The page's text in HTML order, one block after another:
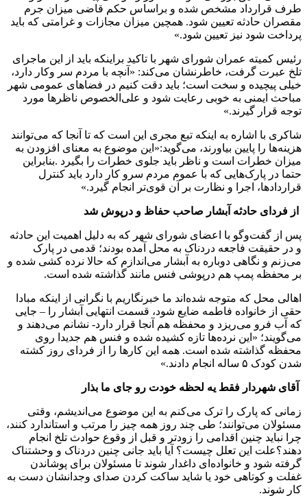
طرف قرارداد مشخص شده و براساس حکم قاضی میزان جرم
مقصران حادثه تعیین شود. همچین میزان مجازات و غرامتی که باید
پرداخت شود نیز تعیین شود.»
رئیس کمیته عمران شورای شهر با تاکید براینکه باید از این ماجرای
تلخ عبرت گرفت، خاطرنشان می‌کند: «آنچه با مردم سر وکار دارد،
خیلی پیچیده و سخت است؛ باید دقت کنیم در فضاهای عمومی شهر
مباحث ایمنی به خوبی رعایت شود و علی‌الخصوص ناظرها مورد
توجه قرار گیرند.»
شاکری با اشاره به اینکه تبع مجری این است که تا آنجا که می‌توانند
هزینه‌ها را پایین بیاورند، می‌گوید:«این موضوع به معنای افزودن به
میزان خطرات است و ناظر باید جلوی خطرات را بگیرد .بنابراین
حتما در پارک‌هایی که با عموم مردم سرو کار دارد باید کنترل
قراردادها، اجرا و نظارت بر آن قوی‌تر انجام گیرد.»
از فردای حادثه آبشار صاحب حفاظ و درپوش شد
پس از گفت‌وگو با اعضای شورای شهر که به دلیل اهمیت این حادثه
و در حقیقت فاجعه دردناک به محل آمده بودند؛ قدمی در پارک
می‌زنم و نگاهی دوباره به آبشار می‌اندازم که حالا نرده کشی شده و
بر محفظه پمپ هم درپوشی فنس مانند گذاشته شده است.
اهالی محل که متوجه شده‌اند ما خبرنگاریم با نگرانی از اینکه مبادا
حقی از خانواده فاطمه ضایع شود، قسمت انتهایی آبشار را – جایی
که آب فرو می‌ریزد و محفظه هم آنجا قرار دارد- نشانم می‌دهند و
می‌گویند؛ «این نرده‌ها تازه کشیده شده و فنس‌ هم جدیدا روی
محفظه گذاشته شده است. همه این کارها را از فردای روز کشته
شدن کودک ۵ ساله انجام دادند.»
آقای شهردار فقط یه لحظه خودت رو جای ما بذار
زمانی که پارک را ترک می‌کنم به این موضوع می‌اندیشم،‌ وقتی
مسئولان می‌توانند؛ طی چند روز همه چیز را مرتب و استاندارد کنند،
چرا نباید چنین اقدامی را زودتر و قبل از وقوع حوادث تلخ انجام
دهند؟علت این تعلل چیست؟ آیا باید جانی چنین دردناک و وحشتناک
گرفته شود و خانواده‌ای داغدار شوند تا مسئولان برای پوشاندن
غفلت و کوتاهی خود یا شاید ساکت کردن صدای وجدانشان دست به
کار شوند.